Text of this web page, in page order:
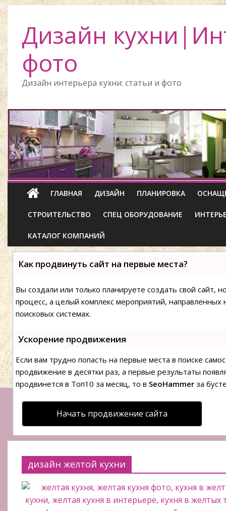
Дизайн
фото
Дизайн интерьера кухни: статьи и фото
ГЛАВНАЯ ДИЗАЙН ПЛАНИРОВКА
СТРОИТЕЛЬСТВО СПЕЦ ОБОРУДОВАНИЕ
КАТАЛОГ КОМПАНИЙ
Как продвинуть сайт на первые места?
Вы создали или только планируете создать свой сайт,
процесс, а целый комплекс мероприятий,
поисковых системах.
Ускорение продвижения
Если вам трудно попасть на первые места в поиске
продвижение в десятки раз, а первые результаты
продвинется в Топ10 за месяц, то в SeoHammerза
Начать продвижение сайта
дизайн желтой кухни